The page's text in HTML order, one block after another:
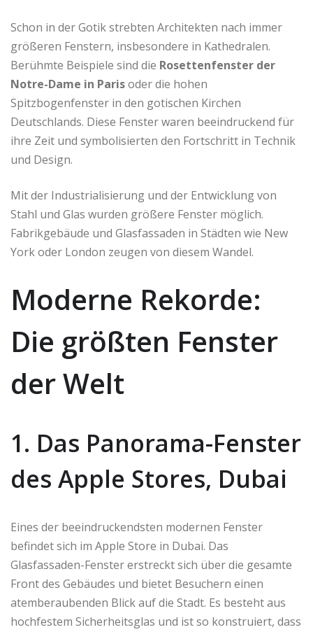
Schon in der Gotik strebten Architekten nach immer
größeren Fenstern, insbesondere in Kathedralen.
Berühmte Beispiele sind die Rosettenfenster der
Notre-Dame in Parisoder die hohen
Spitzbogenfenster in den gotischen Kirchen
Deutschlands. Diese Fenster waren beeindruckend für
ihre Zeit und symbolisierten den Fortschritt in Technik
und Design.
Mit der Industrialisierung und der Entwicklung von
Stahl und Glas wurden größere Fenster möglich.
Fabrikgebäude und Glasfassaden in Städten wie New
York oder London zeugen von diesem Wandel.
Moderne Rekorde:
Die größten Fenster
der Welt
1. Das Panorama-Fenster
des Apple Stores, Dubai
Eines der beeindruckendsten modernen Fenster
befindet sich im Apple Store in Dubai. Das
Glasfassaden-Fenster erstreckt sich über die gesamte
Front des Gebäudes und bietet Besuchern einen
atemberaubenden Blick auf die Stadt. Es besteht aus
hochfestem Sicherheitsglas und ist so konstruiert, dass